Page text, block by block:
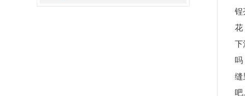
锃
花
下
缝
吧